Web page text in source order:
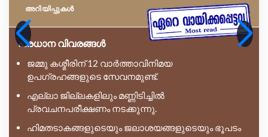
അറിയിപ്പുകള്‍
പ്രധാന വിവരങ്ങൾ
ജമ്മു കശ്മീരിന് 12 വാർത്താവിനിമയ
ഉപഗ്രഹങ്ങളുടെ സേവനമുണ്ട്.
എല്ലാ ജില്ലകളിലും മണ്ണിടിച്ചിൽ
പ്രവചനപരീക്ഷണം നടക്കുന്നു.
ഹിമതടാകങ്ങളുടെയും ജലാശയങ്ങളുടെയും ഭൂപടം